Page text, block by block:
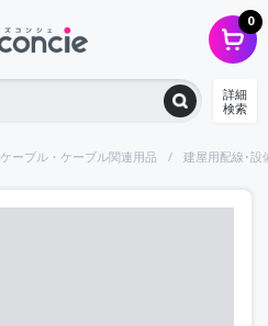
0
詳細
検索
ケーブル・ケーブル関連用品 建屋用配線･設